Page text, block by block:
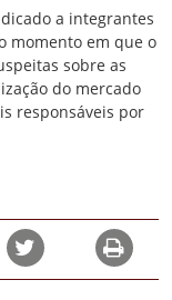
a integrantes
momento em que o
sobre as
do mercado
responsáveis por